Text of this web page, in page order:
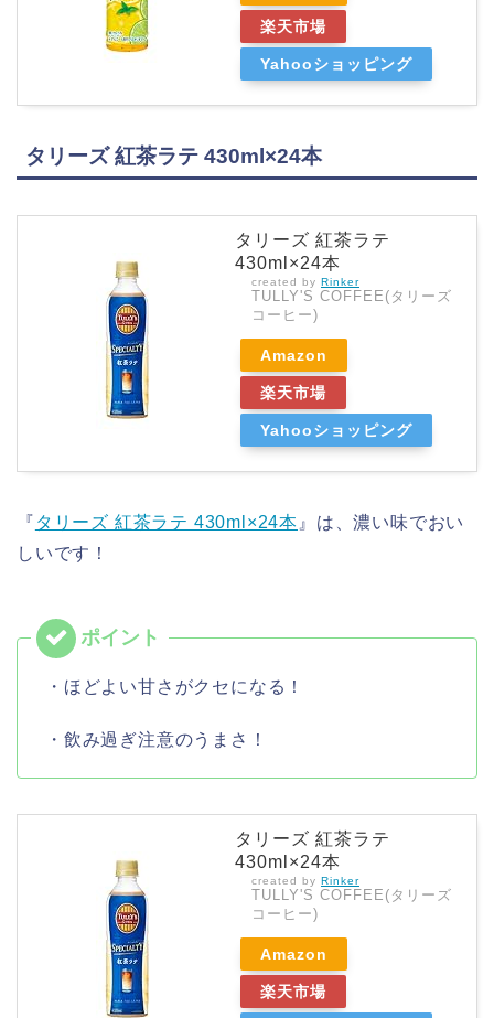
楽天市場
Yahooショッピング
タリーズ 紅茶ラテ 430ml×24本
タリーズ 紅茶ラテ
430ml×24本
created by Rinker
TULLY'S COFFEE(タリーズ
コーヒー)
Amazon
楽天市場
Yahooショッピング
『 タリーズ 紅茶ラテ 430ml×24本 』は、濃い味でおい
しいです！
・ほどよい甘さがクセになる！
・飲み過ぎ注意のうまさ！
タリーズ 紅茶ラテ
430ml×24本
created by Rinker
TULLY'S COFFEE(タリーズ
コーヒー)
Amazon
楽天市場